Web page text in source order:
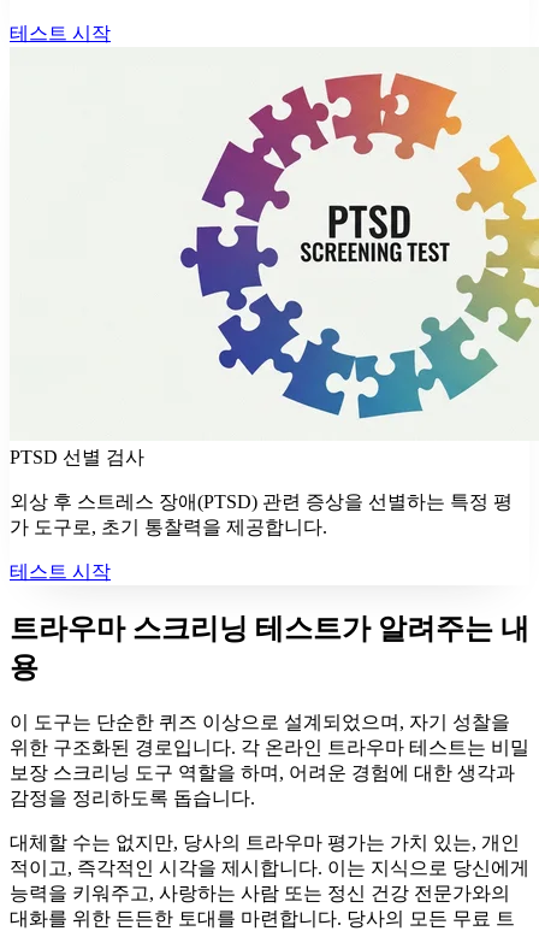
테스트 시작
PTSD 선별 검사
외상 후 스트레스 장애(PTSD) 관련 증상을 선별하는 특정 평
가 도구로, 초기 통찰력을 제공합니다.
테스트 시작
트라우마 스크리닝 테스트가 알려주는 내
용
이 도구는 단순한 퀴즈 이상으로 설계되었으며, 자기 성찰을
위한 구조화된 경로입니다. 각 온라인 트라우마 테스트는 비밀
보장 스크리닝 도구 역할을 하며, 어려운 경험에 대한 생각과
감정을 정리하도록 돕습니다.
대체할 수는 없지만, 당사의 트라우마 평가는 가치 있는, 개인
적이고, 즉각적인 시각을 제시합니다. 이는 지식으로 당신에게
능력을 키워주고, 사랑하는 사람 또는 정신 건강 전문가와의
대화를 위한 든든한 토대를 마련합니다. 당사의 모든 무료 트